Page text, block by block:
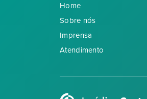
Home
Sobre nós
Imprensa
Atendimento